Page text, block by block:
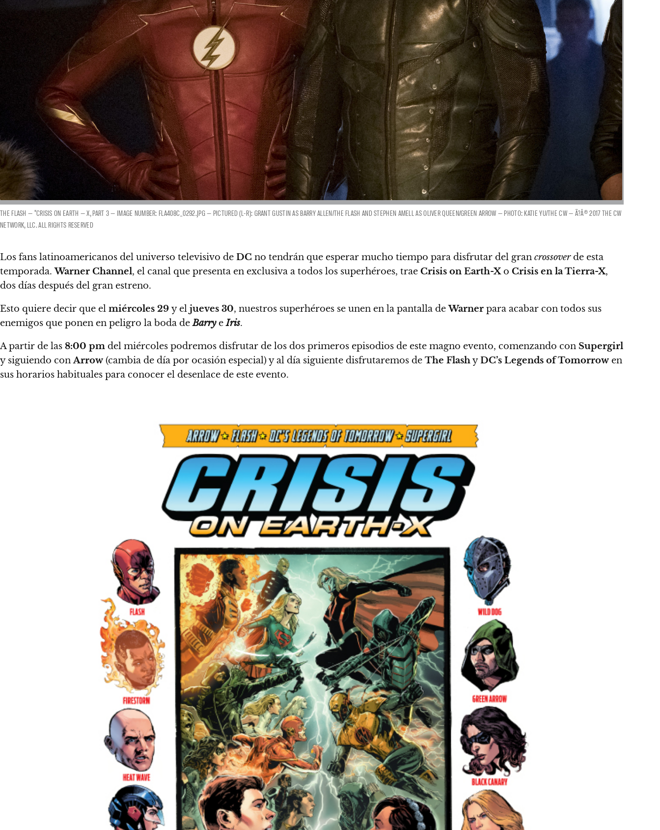
THE FLASH — "CRISIS ON EARTH — X, PART 3 — IMAGE NUMBER: FLA408C_0292.JPG — PICTURED (L-R): GRANT GUSTIN AS BARRY ALLEN/THE FLASH AND STEPHEN AMELL AS OLIVER QUEEN/GREEN ARROW — PHOTO: KATIE YU/THE CW — Ã?Â© 2017 THE CW
NETWORK, LLC. ALL RIGHTS RESERVED
Los fans latinoamericanos del universo televisivo de DC no tendrán que esperar mucho tiempo para disfrutar del gran crossoverde esta
temporada.Warner Channel, el canal que presenta en exclusiva a todos los superhéroes, trae Crisis on Earth-Xo Crisis en la Tierra-X,
dos días después del gran estreno.
Esto quiere decir que el miércoles 29 y el jueves 30, nuestros superhéroes se unen en la pantalla deWarner para acabar con todos sus
enemigos que ponen en peligro la boda deBarry eIris.
A partir de las 8:00 pm del miércoles podremos disfrutar de los dos primeros episodios de este magno evento, comenzando con Supergirl
y siguiendo conArrow (cambia de día por ocasión especial) yal día siguiente disfrutaremos de The FlashyDC’s Legends of Tomorrow en
sus horarios habituales para conocer el desenlace de este evento.